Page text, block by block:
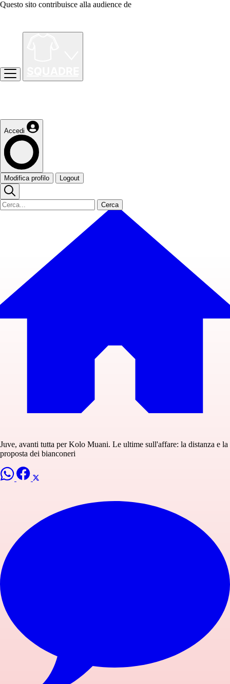
Questo sito contribuisce alla audience de
Accedi
Modifica profilo Logout
Cerca
Juve, avanti tutta per Kolo Muani. Le ultime sull'affare: la distanza e la
proposta dei bianconeri